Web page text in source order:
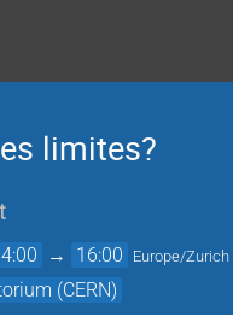
limites?
→ 16:00 Europe/Zurich
(CERN)